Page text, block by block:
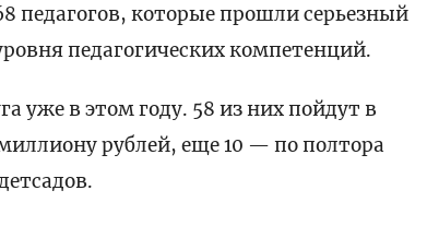
педагогов, которые прошли серьезный
педагогических компетенций.
уже в этом году. 58 из них пойдут в
рублей, еще 10 — по полтора